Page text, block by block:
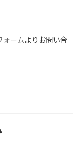
ォームよりお問い合